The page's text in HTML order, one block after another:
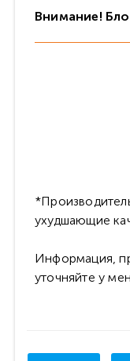
Внимание!
ухудшающие
Информация,
уточняйте у